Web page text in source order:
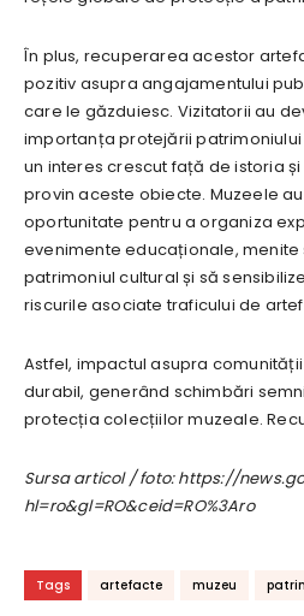
În plus, recuperarea acestor
pozitiv asupra angajamentului
care le găzduiesc. Vizitatorii au
importanța protejării
un interes crescut față de istoria
provin aceste obiecte. Muzeele
oportunitate pentru a organiza
evenimente educaționale,
patrimoniul cultural și să
riscurile asociate traficului de
Astfel, impactul asupra
durabil, generând schimbări
protecția colecțiilor muzeale.
Sursa articol / foto: https://
hl=ro&gl=RO&ceid=RO%3Aro
Tags artefacte muzeu